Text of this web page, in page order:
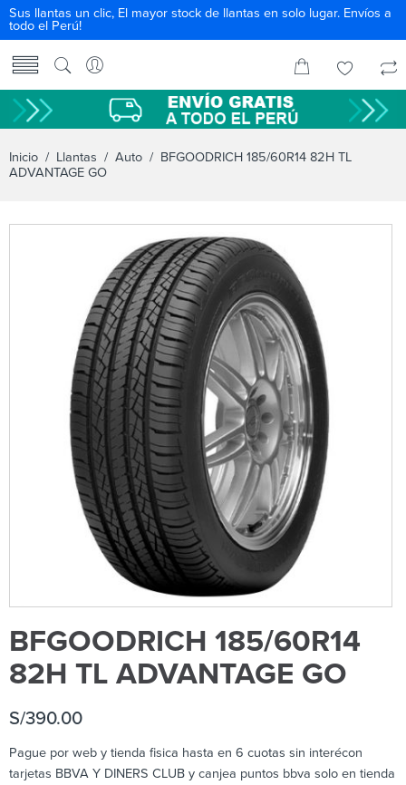
Sus llantas un clic, El mayor stock de llantas en solo lugar. Envíos a
todo el Perú!
Inicio / Llantas / Auto / BFGOODRICH 185/60R14 82H TL
ADVANTAGE GO
BFGOODRICH 185/60R14
82H TL ADVANTAGE GO
S/390.00
Pague por web y tienda fisica hasta en 6 cuotas sin interécon
tarjetas BBVA Y DINERS CLUB y canjea puntos bbva solo en tienda